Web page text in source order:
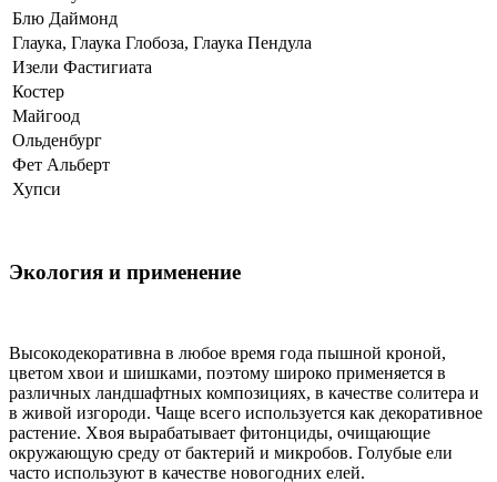
Блю Даймонд
Глаука, Глаука Глобоза, Глаука Пендула
Изели Фастигиата
Костер
Майгоод
Ольденбург
Фет Альберт
Хупси
Экология и применение
Высокодекоративна в любое время года пышной кроной,
цветом хвои и шишками, поэтому широко применяется в
различных ландшафтных композициях, в качестве солитера и
в живой изгороди. Чаще всего используется как декоративное
растение. Хвоя вырабатывает фитонциды, очищающие
окружающую среду от бактерий и микробов. Голубые ели
часто используют в качестве новогодних елей.